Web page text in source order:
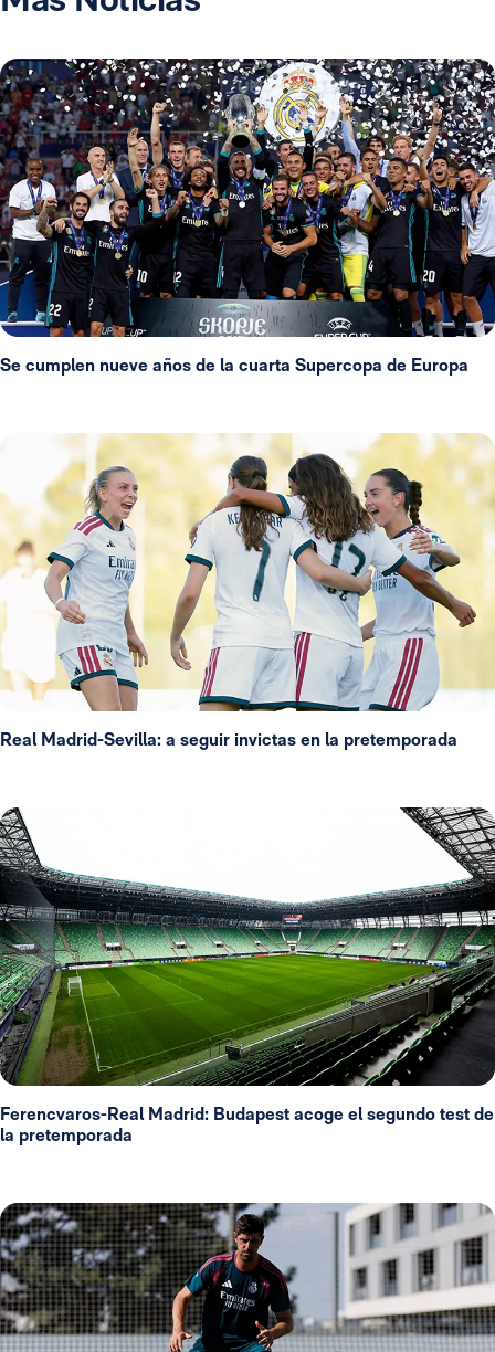
Se cumplen nueve años de la cuarta Supercopa de Europa
Real Madrid-Sevilla: a seguir invictas en la pretemporada
Ferencvaros-Real Madrid: Budapest acoge el segundo test de
la pretemporada